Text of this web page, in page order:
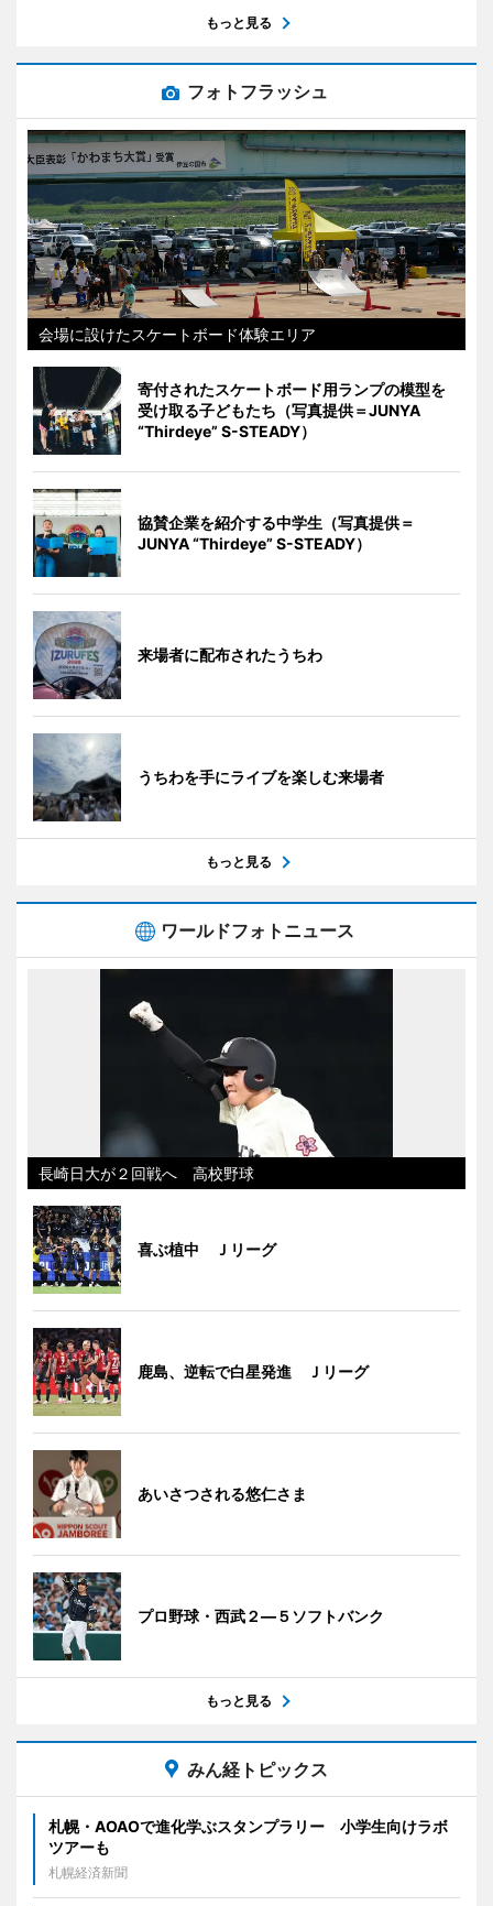
もっと見る
フォトフラッシュ
会場に設けたスケートボード体験エリア
寄付されたスケートボード用ランプの模型を
受け取る子どもたち（写真提供＝JUNYA
“Thirdeye” S-STEADY）
協賛企業を紹介する中学生（写真提供＝
JUNYA “Thirdeye” S-STEADY）
来場者に配布されたうちわ
うちわを手にライブを楽しむ来場者
もっと見る
ワールドフォトニュース
長崎日大が２回戦へ 高校野球
喜ぶ植中 Ｊリーグ
鹿島、逆転で白星発進 Ｊリーグ
あいさつされる悠仁さま
プロ野球・西武２―５ソフトバンク
もっと見る
みん経トピックス
札幌・AOAOで進化学ぶスタンプラリー 小学生向けラボ
ツアーも
札幌経済新聞